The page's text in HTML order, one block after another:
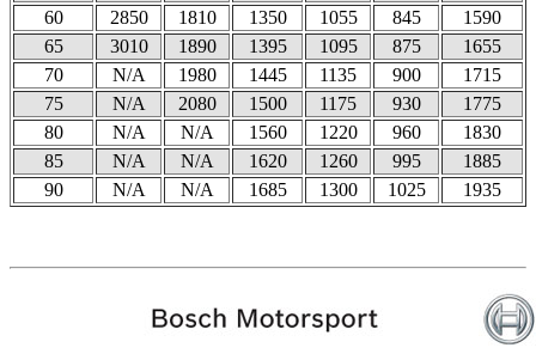
60
2850 1810 1350 1055 845
1590
65
3010 1890 1395 1095 875
1655
70
N/A 1980 1445 1135 900
1715
75
N/A 2080 1500 1175 930
1775
80
N/A N/A 1560 1220 960
1830
85
N/A N/A 1620 1260 995
1885
90
N/A N/A 1685 1300 1025 1935